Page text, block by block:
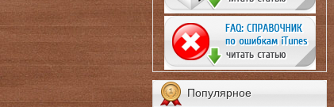
Популярное